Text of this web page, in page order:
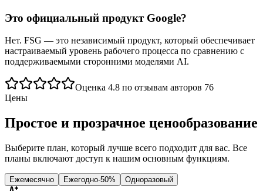
Это официальный продукт Google?
Нет. FSG — это независимый продукт, который обеспечивает
настраиваемый уровень рабочего процесса по сравнению с
поддерживаемыми сторонними моделями AI.
Оценка 4.8 по отзывам авторов 76
Цены
Простое и прозрачное ценообразование
Выберите план, который лучше всего подходит для вас. Все
планы включают доступ к нашим основным функциям.
Ежемесячно Ежегодно-50% Одноразовый